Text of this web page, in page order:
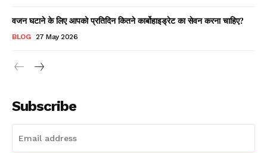
वजन घटाने के लिए आपको प्रतिदिन कितने कार्बोहाइड्रेट का सेवन करना चाहिए?
BLOG 27 May 2026
Subscribe